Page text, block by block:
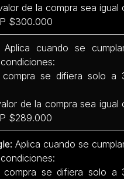
de la compra sea igual
$300.000
Aplica cuando se
se difiera solo a
de la compra sea igual
$289.000
Aplica cuando se
se difiera solo a